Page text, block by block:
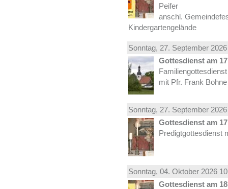
Peifer
anschl.
Kindergartengelände
Sonntag, 27. September
Gottesdienst am
mit Pfr. Frank
Sonntag, 27. September
Gottesdienst am
Predigtgottesdienst
Sonntag, 04. Oktober 2026
Gottesdienst am